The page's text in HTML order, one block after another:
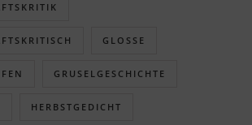
GLOSSE
GRUSELGESCHICHTE
HERBSTGEDICHT